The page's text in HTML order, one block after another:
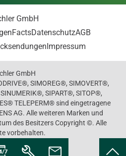
GmbH
FactsDatenschutzAGB
Impressum
GmbH
SIMOREG®, SIMOVERT®,
SIPART®, SITOP®,
TELEPERM® sind eingetragene
AG. Alle weiteren Marken und
des Besitzers Copyright ©. Alle
vorbehalten.